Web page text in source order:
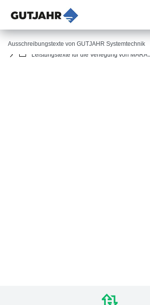
Ausschreibungstexte von GUTJAHR Systemtechnik
Außenbereich (266)
Innenbereich (45)
Leistungstexte für die Verlegung von MARAZZI mit GUTJAHR und ARDEX (51)